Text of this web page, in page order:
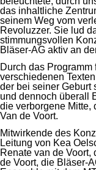
das inhaltliche
seinem Weg vom
Revoluzzer. Sie lud
stimmungsvollen
Bläser-AG aktiv an
Durch das
verschiedenen
der bei seiner Geburt
und dennoch überall
die verborgene Mitte,
Van de Voort.
Mitwirkende des
Leitung von Kea
Renate van de Voort,
de Voort, die Bläser-